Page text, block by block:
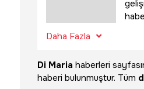
Daha Fazla
Di Maria haberleri
haberi bulunmuştur. Tüm